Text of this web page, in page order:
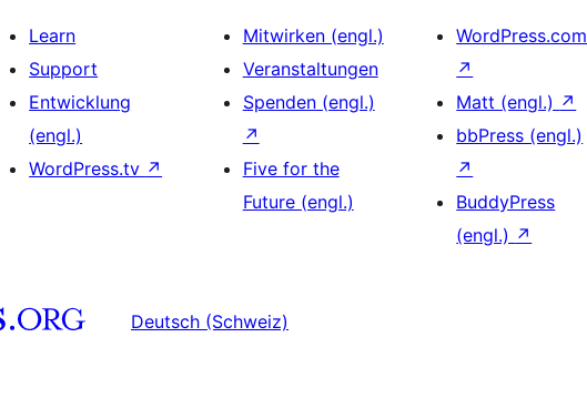
Learn
Support
Entwicklung
(engl.)
WordPress.tv ↗
Mitwirken (engl.)
Veranstaltungen
Spenden (engl.)
↗
Five for the
Future (engl.)
WordPress.com
↗
Matt (engl.) ↗
bbPress (engl.)
↗
BuddyPress
(engl.) ↗
Deutsch (Schweiz)